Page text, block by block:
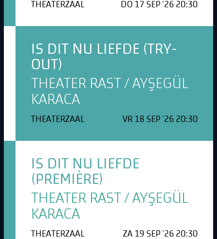
THEATERZAAL DO 17 SEP '26 20:30
IS DIT NU LIEFDE (TRY-
OUT)
THEATER RAST / AYŞEGÜL
KARACA
THEATERZAAL VR 18 SEP '26 20:30
IS DIT NU LIEFDE
(PREMIÈRE)
THEATER RAST / AYŞEGÜL
KARACA
THEATERZAAL ZA 19 SEP '26 20:30